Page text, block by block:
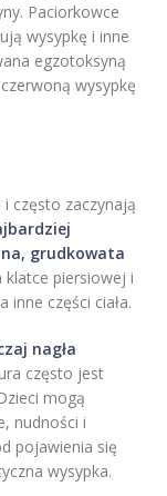
Paciorkowce
wysypkę i inne
egzotoksyną
wysypkę
często zaczynają
grudkowata
piersiowej i
inne części ciała.
nagła
często jest
mogą
nudności i
pojawienia się
wysypka.